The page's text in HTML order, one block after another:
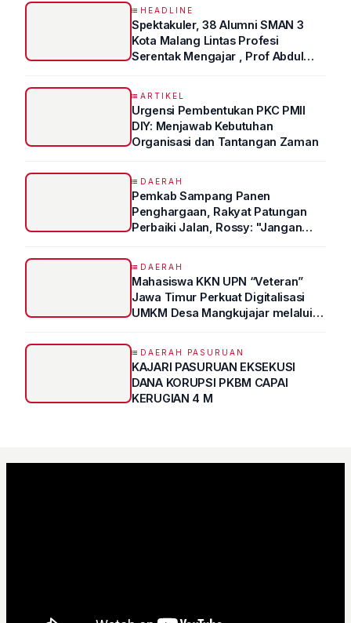
HEADLINE
Spektakuler, 38 Alumni SMAN 3
Kota Malang Lintas Profesi
Serentak Mengajar , Prof Abdul
ARTIKEL
Urgensi Pembentukan PKC PMII
DIY: Menjawab Kebutuhan
Organisasi dan Tantangan Zaman
DAERAH
Pemkab Sampang Panen
Penghargaan, Rakyat Patungan
Perbaiki Jalan, Rossy: "Jangan
DAERAH
Mahasiswa KKN UPN “Veteran”
Jawa Timur Perkuat Digitalisasi
UMKM Desa Mangkujajar melalui
DAERAH PASURUAN
KAJARI PASURUAN EKSEKUSI
DANA KORUPSI PKBM CAPAI
KERUGIAN 4 M